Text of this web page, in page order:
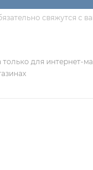
свяжутся с
для интернет-